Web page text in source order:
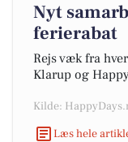
Nyt
ferierabat
Rejs væk fra
Klarup og
Kilde:
Læs hele